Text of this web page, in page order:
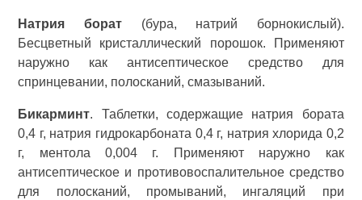
Натрия борат(бура, натрий борнокислый).
Бесцветный кристаллический порошок. Применяют
наружно как антисептическое средство для
спринцевании, полосканий, смазываний.
Бикарминт. Таблетки, содержащие натрия бората
0,4 г, натрия гидрокарбоната 0,4 г, натрия хлорида 0,2
г, ментола 0,004 г. Применяют наружно как
антисептическое и противовоспалительное средство
для полосканий, промываний, ингаляций при